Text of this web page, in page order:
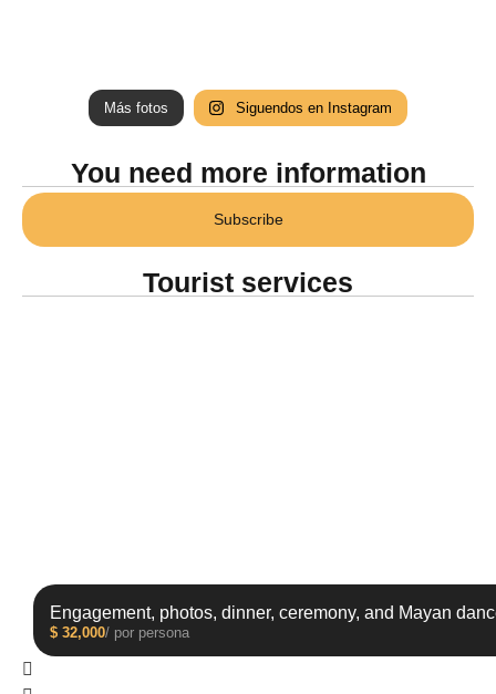
Más fotos Siguendos en Instagram
You need more information
Subscribe
Tourist services
Engagement, photos, dinner, ceremony, and Mayan
$ 32,000/ por persona